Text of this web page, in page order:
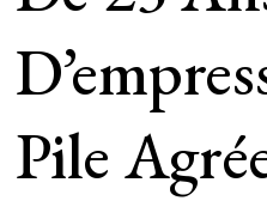
Pile